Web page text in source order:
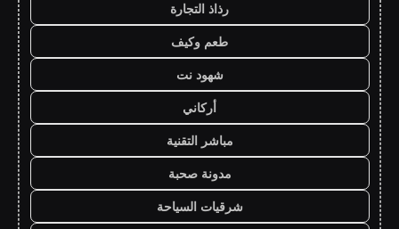
رذاذ التجارة
طعم وكيف
شهود نت
أركاني
مباشر التقنية
مدونة صحبة
شرقيات السياحة